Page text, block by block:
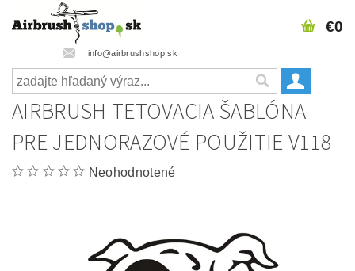
info@airbrushshop.sk
€0
AIRBRUSH TETOVACIA ŠABLÓNA
PRE JEDNORAZOVÉ POUŽITIE V118
Neohodnotené